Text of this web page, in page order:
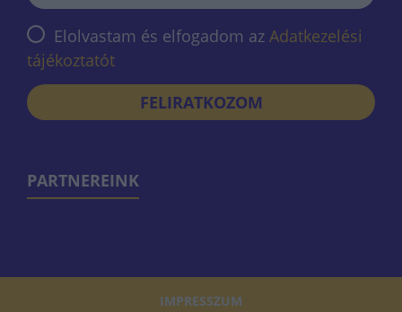
Elolvastam és elfogadom az Adatkezelési
tájékoztatót
FELIRATKOZOM
PARTNEREINK
IMPRESSZUM